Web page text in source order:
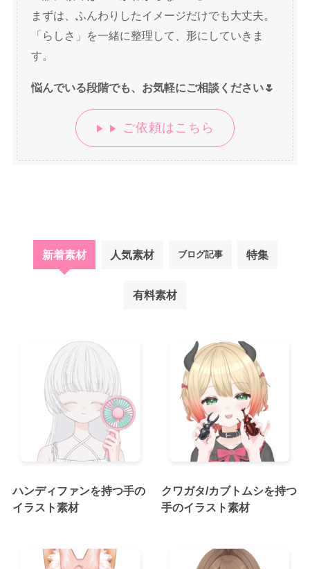
まずは、ふんわりしたイメージだけでも大丈夫。
「らしさ」を一緒に整理して、形にしていきま
す。
悩んでいる段階でも、お気軽にご相談ください🌷
▶︎ ▶︎ ご依頼はこちら
新着素材 人気素材 ブログ記事 特集
有料素材
ハンディファンを持つ手の
イラスト素材
クワガタ/カブトムシを持つ
手のイラスト素材